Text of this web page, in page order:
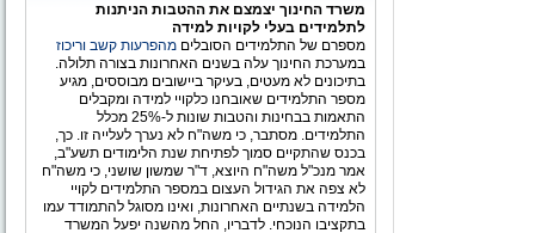
משרד החינוך יצמצם את ההטבות הניתנות
לתלמידים בעלי לקויות למידה
מספרם של התלמידים הסובלים מהפרעות קשב וריכוז
במערכת החינוך עלה בשנים האחרונות בצורה תלולה.
בתיכונים לא מעטים, בעיקר ביישובים מבוססים, מגיע
מספר התלמידים שאובחנו כלקויי למידה ומקבלים
התאמות בבחינות והטבות שונות ל-25% מכלל
התלמידים. מסתבר, כי משה"ח לא נערך לעלייה זו. כך,
בכנס שהתקיים סמוך לפתיחת שנת הלימודים תשע"ב,
אמר מנכ"ל משה"ח היוצא, ד"ר שמשון שושני, כי משה"ח
לא צפה את הגידול העצום במספר התלמידים לקויי
הלמידה בשנתיים האחרונות, ואינו מסוגל להתמודד עמו
בתקציבו הנוכחי. לדבריו, החל מהשנה יפעל המשרד